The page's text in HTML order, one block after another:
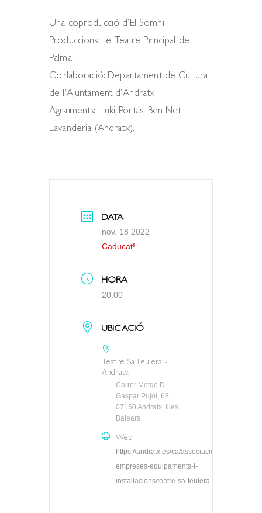
Una coproducció d’El Somni
Produccions i el Teatre Principal de
Palma.
Col·laboració: Departament de Cultura
de l’Ajuntament d’Andratx.
Agraïments: Lluki Portas, Ben Net
Lavanderia (Andratx).
DATA
nov. 18 2022
Caducat!
HORA
20:00
UBICACIÓ
Teatre Sa Teulera -
Andratx
Carrer Metge D
Gaspar Pujol, 68,
07150 Andratx, Illes
Balears
Web
https://andratx.es/ca/associacions-
empreses-equipaments-i-
installacions/teatre-sa-teulera